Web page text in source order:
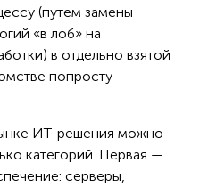
(путем замены
«в лоб» на
в отдельно взятой
попросту
ИТ-решения можно
категорий. Первая —
серверы,